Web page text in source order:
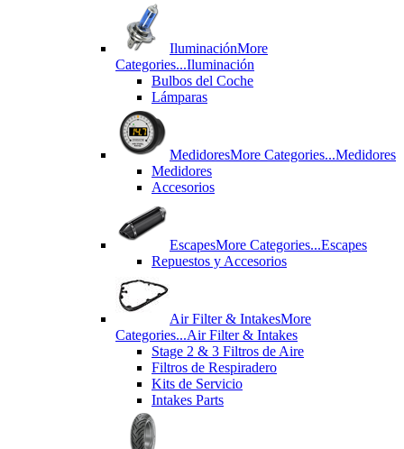
IluminaciónMore
Categories...Iluminación
Bulbos del Coche
Lámparas
MedidoresMore Categories...Medidores
Medidores
Accesorios
EscapesMore Categories...Escapes
Repuestos y Accesorios
Air Filter & IntakesMore
Categories...Air Filter & Intakes
Stage 2 & 3 Filtros de Aire
Filtros de Respiradero
Kits de Servicio
Intakes Parts